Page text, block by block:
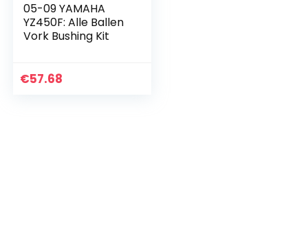
05-09 YAMAHA
YZ450F: Alle Ballen
Vork Bushing Kit
€57.68